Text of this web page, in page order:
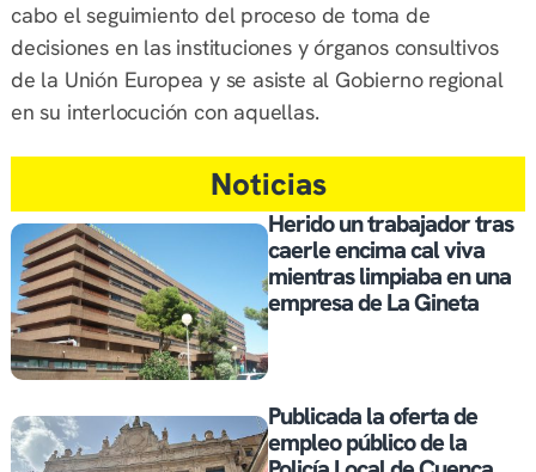
cabo el seguimiento del proceso de toma de
decisiones en las instituciones y órganos consultivos
de la Unión Europea y se asiste al Gobierno regional
en su interlocución con aquellas.
Noticias
Herido un trabajador tras
caerle encima cal viva
mientras limpiaba en una
empresa de La Gineta
Publicada la oferta de
empleo público de la